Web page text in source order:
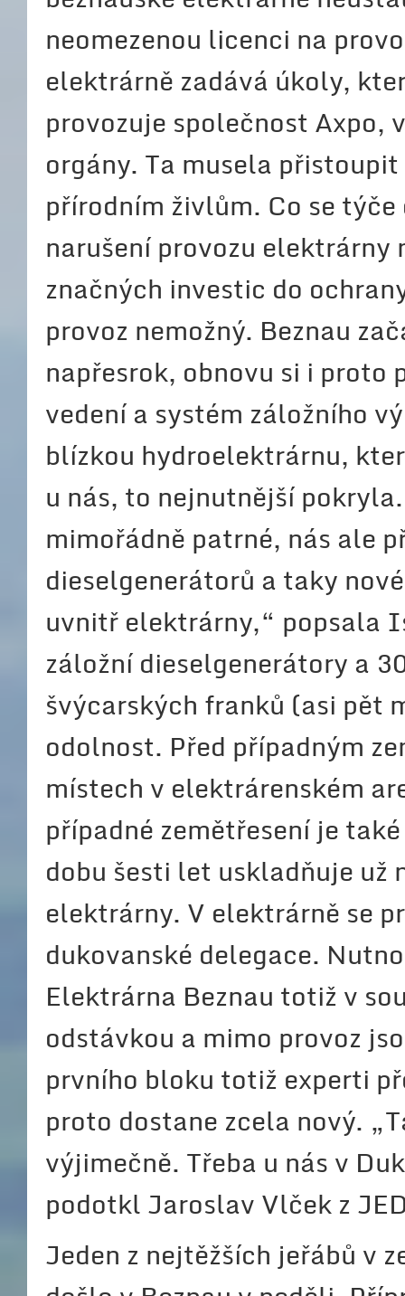
neomezenou licenci na
elektrárně zadává úkoly,
provozuje společnost
orgány. Ta musela
přírodním živlům. Co se
narušení provozu elektrárny
značných investic do
provoz nemožný. Beznau
napřesrok, obnovu si i
vedení a systém záložního
blízkou hydroelektrárnu,
u nás, to nejnutnější
mimořádně patrné, nás ale
dieselgenerátorů a taky
uvnitř elektrárny,“ popsala
záložní dieselgenerátory a
švýcarských franků (asi pět
odolnost. Před případným
místech v elektrárenském
případné zemětřesení je
dobu šesti let uskladňuje
elektrárny. V elektrárně se
dukovanské delegace.
Elektrárna Beznau totiž v
odstávkou a mimo provoz
prvního bloku totiž experti
proto dostane zcela nový.
výjimečně. Třeba u nás v
podotkl Jaroslav Vlček z
Jeden z nejtěžších jeřábů v